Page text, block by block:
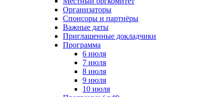
Организаторы
Спонсоры и партнёры
Важные даты
Приглашенные докладчики
Программа
6 июля
7 июля
8 июля
9 июля
10 июля